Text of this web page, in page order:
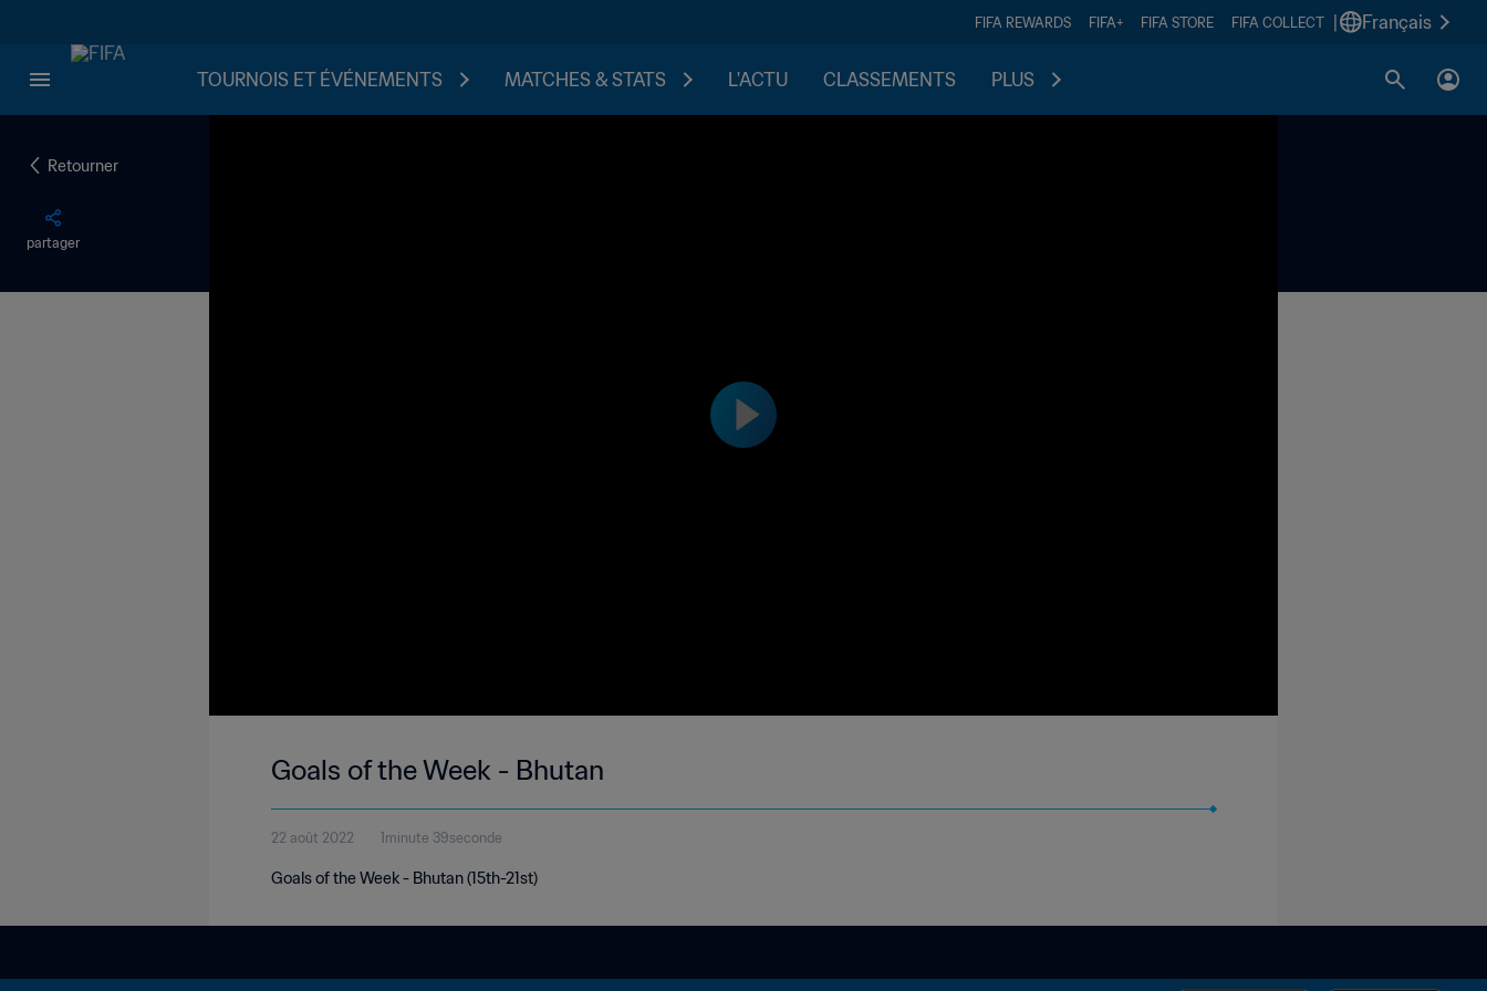
FIFA REWARDS FIFA+ FIFA STORE FIFA COLLECT Français
TOURNOIS ET ÉVÉNEMENTS MATCHES & STATS L'ACTU CLASSEMENTS PLUS
Retourner
partager
Goals of the Week - Bhutan
22 août 2022 1minute 39seconde
Goals of the Week - Bhutan (15th-21st)